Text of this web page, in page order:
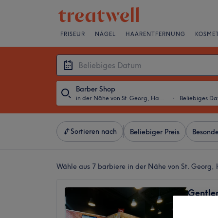
FRISEUR NÄGEL HAARENTFERNUNG
Barber Shop
in der Nähe von St. Georg, Hamburg ・ Beliebiges
Sortieren nach Beliebiger Preis
Wähle aus 7 barbiere in der Nähe von St. Georg,